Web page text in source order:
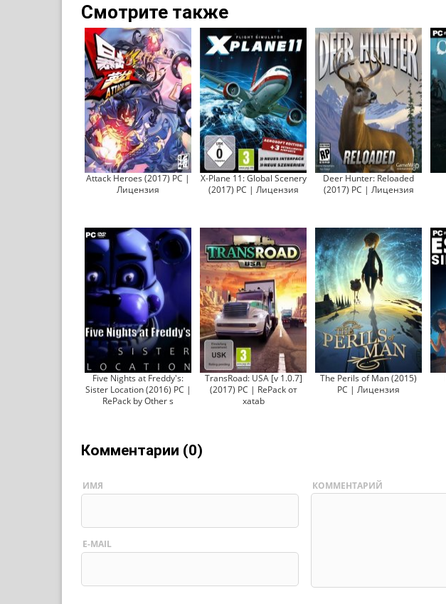
Смотрите также
Attack Heroes (2017) PC |
Лицензия
X-Plane 11: Global Scenery
(2017) PC | Лицензия
Deer Hunter: Reloaded
(2017) PC | Лицензия
Five Nights at Freddy's:
Sister Location (2016) PC |
RePack by Other s
TransRoad: USA [v 1.0.7]
(2017) PC | RePack от
xatab
The Perils of Man (2015)
PC | Лицензия
Комментарии (0)
ИМЯ
E-MAIL
КОММЕНТАРИЙ